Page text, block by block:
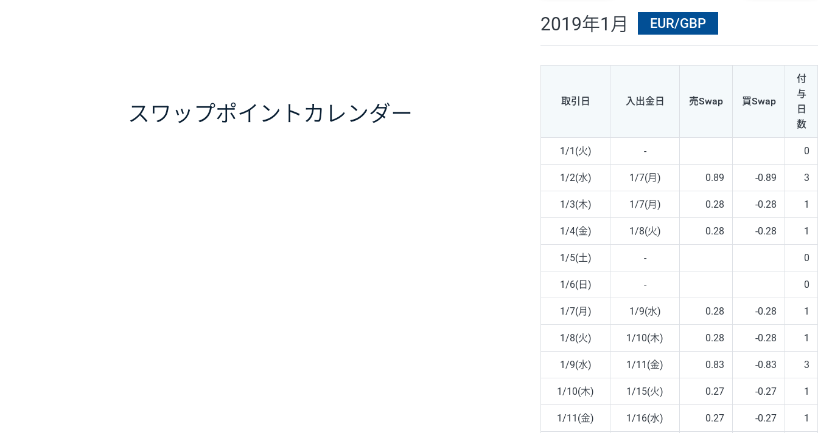
スワップポイント カレンダー
2019年1月 EUR/GBP
取引日 入出金日 売Swap 買Swap
付
与
日
数
1/1(火) - 0
1/2(水) 1/7(月) 0.89 -0.89 3
1/3(木) 1/7(月) 0.28 -0.28 1
1/4(金) 1/8(火) 0.28 -0.28 1
1/5(土) - 0
1/6(日) - 0
1/7(月) 1/9(水) 0.28 -0.28 1
1/8(火) 1/10(木) 0.28 -0.28 1
1/9(水) 1/11(金) 0.83 -0.83 3
1/10(木) 1/15(火) 0.27 -0.27 1
1/11(金) 1/16(水) 0.27 -0.27 1